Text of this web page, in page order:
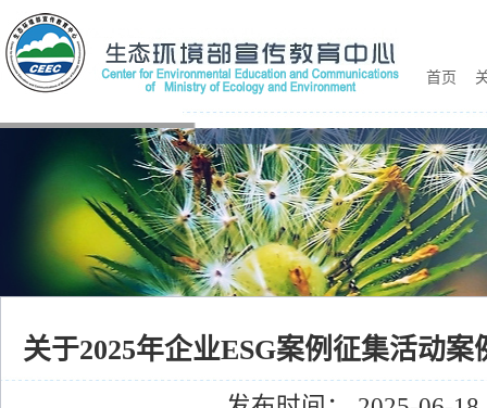
首页
关于2025年企业ESG案例征集活动案